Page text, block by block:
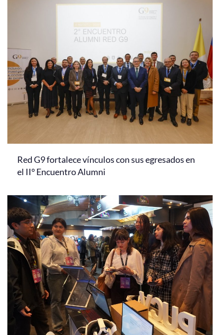
Red G9 fortalece vínculos con sus egresados en
el II° Encuentro Alumni